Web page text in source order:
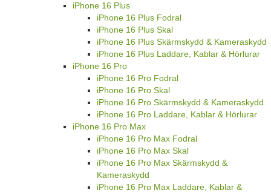
iPhone 16 Plus
iPhone 16 Plus Fodral
iPhone 16 Plus Skal
iPhone 16 Plus Skärmskydd & Kameraskydd
iPhone 16 Plus Laddare, Kablar & Hörlurar
iPhone 16 Pro
iPhone 16 Pro Fodral
iPhone 16 Pro Skal
iPhone 16 Pro Skärmskydd & Kameraskydd
iPhone 16 Pro Laddare, Kablar & Hörlurar
iPhone 16 Pro Max
iPhone 16 Pro Max Fodral
iPhone 16 Pro Max Skal
iPhone 16 Pro Max Skärmskydd &
Kameraskydd
iPhone 16 Pro Max Laddare, Kablar &